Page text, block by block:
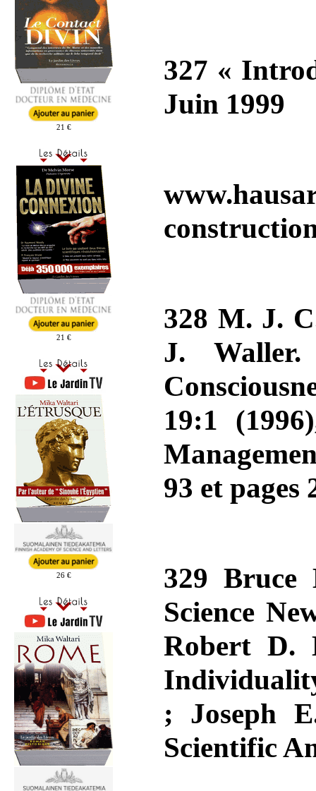
21 €
21 €
26 €
327 «
Juin 1999
328 M. J.
J.
19:1
93 et pages
329 Bruce
Science
Robert D.
; Joseph
Scientific